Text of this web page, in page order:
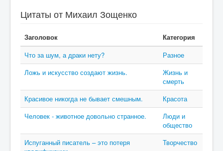
Цитаты от Михаил Зощенко
Заголовок
Категория
Что за шум, а драки нету?
Разное
Ложь и искусство создают жизнь.
Жизнь и
смерть
Красивое никогда не бывает смешным.
Красота
Человек - животное довольно странное.
Люди и
общество
Испуганный писатель – это потеря
Творчество